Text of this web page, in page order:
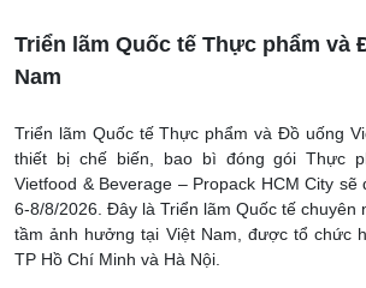
Triển lãm Quốc tế Thực phẩm và
Nam
Triển lãm Quốc tế Thực phẩm và Đồ uống
thiết bị chế biến, bao bì đóng gói Thực
Vietfood & Beverage – Propack HCM City
6-8/8/2026. Đây là Triển lãm Quốc tế chuyên
tầm ảnh hưởng tại Việt Nam, được tổ chức
TP Hồ Chí Minh và Hà Nội.